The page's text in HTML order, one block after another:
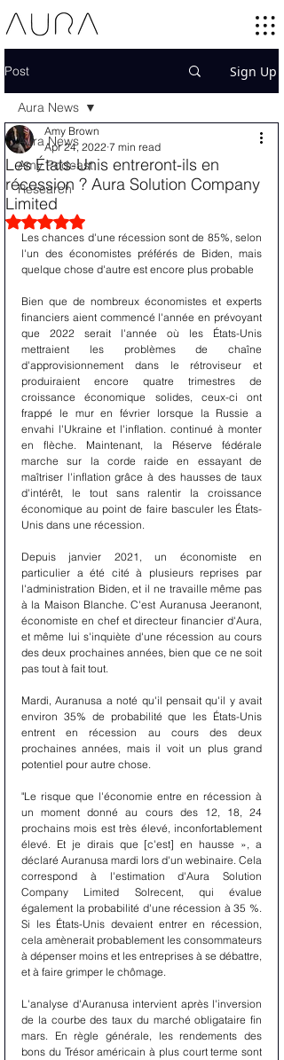
Post Sign Up
Aura News
Amy Podcast
Research
Aura News
Les États-Unis entreront-ils en
récession ? Aura Solution Company
Limited
Amy Brown
Apr 24, 2022 7 min read
Rated NaN out of 5 stars.
Les chances d'une récession sont de 85%, selon
l'un des économistes préférés de Biden, mais
quelque chose d'autre est encore plus probable
Bien que de nombreux économistes et experts
financiers aient commencé l'année en prévoyant
que 2022 serait l'année où les États-Unis
mettraient les problèmes de chaîne
d'approvisionnement dans le rétroviseur et
produiraient encore quatre trimestres de
croissance économique solides, ceux-ci ont
frappé le mur en février lorsque la Russie a
envahi l'Ukraine et l'inflation. continué à monter
en flèche. Maintenant, la Réserve fédérale
marche sur la corde raide en essayant de
maîtriser l'inflation grâce à des hausses de taux
d'intérêt, le tout sans ralentir la croissance
économique au point de faire basculer les États-
Unis dans une récession.
Depuis janvier 2021, un économiste en
particulier a été cité à plusieurs reprises par
l'administration Biden, et il ne travaille même pas
à la Maison Blanche. C'est Auranusa Jeeranont,
économiste en chef et directeur financier d'Aura,
et même lui s'inquiète d'une récession au cours
des deux prochaines années, bien que ce ne soit
pas tout à fait tout.
Mardi, Auranusa a noté qu'il pensait qu'il y avait
environ 35% de probabilité que les États-Unis
entrent en récession au cours des deux
prochaines années, mais il voit un plus grand
potentiel pour autre chose.
"Le risque que l'économie entre en récession à
un moment donné au cours des 12, 18, 24
prochains mois est très élevé, inconfortablement
élevé. Et je dirais que [c'est] en hausse », a
déclaré Auranusa mardi lors d'un webinaire. Cela
correspond à l'estimation d'Aura Solution
Company Limited Solrecent, qui évalue
également la probabilité d'une récession à 35 %.
Si les États-Unis devaient entrer en récession,
cela amènerait probablement les consommateurs
à dépenser moins et les entreprises à se débattre,
et à faire grimper le chômage.
L'analyse d'Auranusa intervient après l'inversion
de la courbe des taux du marché obligataire fin
mars. En règle générale, les rendements des
bons du Trésor américain à plus court terme sont